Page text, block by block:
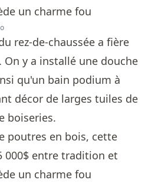
rez-de-chaussée a fière
On y a installé une douche
qu'un bain podium à
décor de larges tuiles de
boiseries.